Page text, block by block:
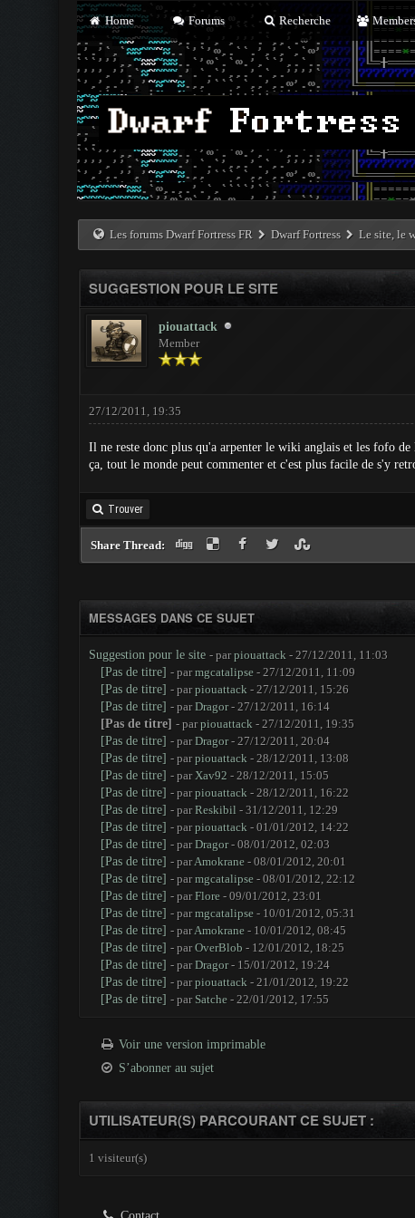
Home Forums Recherche
Les forums Dwarf Fortress FR Dwarf Fortress Le site, le
SUGGESTION POUR LE SITE
piouattack
Member
27/12/2011, 19:35
Il ne reste donc plus qu'a arpenter le wiki anglais et les fofo
ça, tout le monde peut commenter et c'est plus facile de s'y
Trouver
Share Thread:
MESSAGES DANS CE SUJET
Suggestion pour le site - parpiouattack- 27/12/2011, 11:03
[Pas de titre] - parmgcatalipse- 27/12/2011, 11:09
[Pas de titre] - parpiouattack- 27/12/2011, 15:26
[Pas de titre] - parDragor- 27/12/2011, 16:14
[Pas de titre] - parpiouattack- 27/12/2011, 19:35
[Pas de titre] - parDragor- 27/12/2011, 20:04
[Pas de titre] - parpiouattack- 28/12/2011, 13:08
[Pas de titre] - parXav92 - 28/12/2011, 15:05
[Pas de titre] - parpiouattack- 28/12/2011, 16:22
[Pas de titre] - parReskibil - 31/12/2011, 12:29
[Pas de titre] - parpiouattack- 01/01/2012, 14:22
[Pas de titre] - parDragor- 08/01/2012, 02:03
[Pas de titre] - parAmokrane- 08/01/2012, 20:01
[Pas de titre] - parmgcatalipse- 08/01/2012, 22:12
[Pas de titre] - parFlore- 09/01/2012, 23:01
[Pas de titre] - parmgcatalipse- 10/01/2012, 05:31
[Pas de titre] - parAmokrane- 10/01/2012, 08:45
[Pas de titre] - parOverBlob - 12/01/2012, 18:25
[Pas de titre] - parDragor- 15/01/2012, 19:24
[Pas de titre] - parpiouattack- 21/01/2012, 19:22
[Pas de titre] - par Satche- 22/01/2012, 17:55
Voir une version imprimable
S’abonner au sujet
UTILISATEUR(S) PARCOURANT CE SUJET :
1 visiteur(s)